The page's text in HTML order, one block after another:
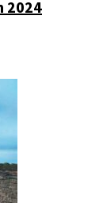
2024